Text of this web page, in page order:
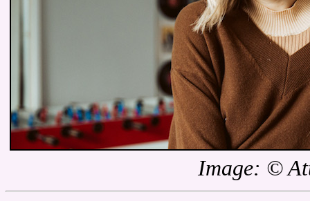
Image: ©